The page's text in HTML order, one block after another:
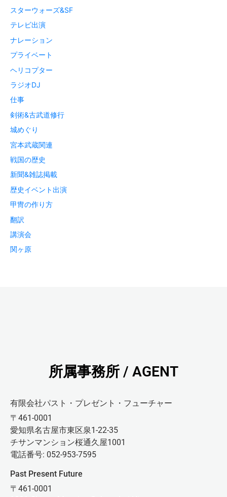
スターウォーズ&SF
テレビ出演
ナレーション
プライベート
ヘリコプター
ラジオDJ
仕事
剣術&古武道修行
城めぐり
宮本武蔵関連
戦国の歴史
新聞&雑誌掲載
歴史イベント出演
甲冑の作り方
翻訳
講演会
関ヶ原
所属事務所 / AGENT
有限会社パスト・プレゼント・フューチャー
〒461-0001
愛知県名古屋市東区泉1-22-35
チサンマンション桜通久屋1001
電話番号: 052-953-7595
Past Present Future
〒461-0001